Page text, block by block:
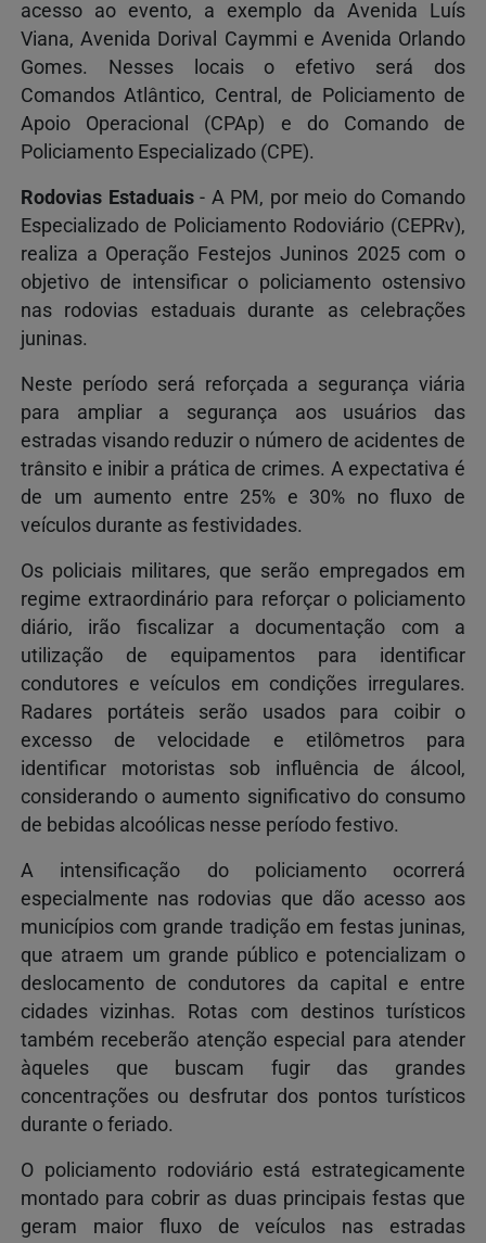
acesso ao evento, a exemplo da Avenida Luís
Viana, Avenida Dorival Caymmi e Avenida Orlando
Gomes. Nesses locais o efetivo será dos
Comandos Atlântico, Central, de Policiamento de
Apoio Operacional (CPAp) e do Comando de
Policiamento Especializado (CPE).
Rodovias Estaduais- A PM, por meio do Comando
Especializado de Policiamento Rodoviário (CEPRv),
realiza a Operação Festejos Juninos 2025 com o
objetivo de intensificar o policiamento ostensivo
nas rodovias estaduais durante as celebrações
juninas.
Neste período será reforçada a segurança viária
para ampliar a segurança aos usuários das
estradas visando reduzir o número de acidentes de
trânsito e inibir a prática de crimes. A expectativa é
de um aumento entre 25% e 30% no fluxo de
veículos durante as festividades.
Os policiais militares, que serão empregados em
regime extraordinário para reforçar o policiamento
diário, irão fiscalizar a documentação com a
utilização de equipamentos para identificar
condutores e veículos em condições irregulares.
Radares portáteis serão usados para coibir o
excesso de velocidade e etilômetros para
identificar motoristas sob influência de álcool,
considerando o aumento significativo do consumo
de bebidas alcoólicas nesse período festivo.
A intensificação do policiamento ocorrerá
especialmente nas rodovias que dão acesso aos
municípios com grande tradição em festas juninas,
que atraem um grande público e potencializam o
deslocamento de condutores da capital e entre
cidades vizinhas. Rotas com destinos turísticos
também receberão atenção especial para atender
àqueles que buscam fugir das grandes
concentrações ou desfrutar dos pontos turísticos
durante o feriado.
O policiamento rodoviário está estrategicamente
montado para cobrir as duas principais festas que
geram maior fluxo de veículos nas estradas